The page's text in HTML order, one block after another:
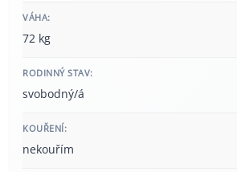
VÁHA:
72 kg
RODINNÝ STAV:
svobodný/á
KOUŘENÍ:
nekouřím